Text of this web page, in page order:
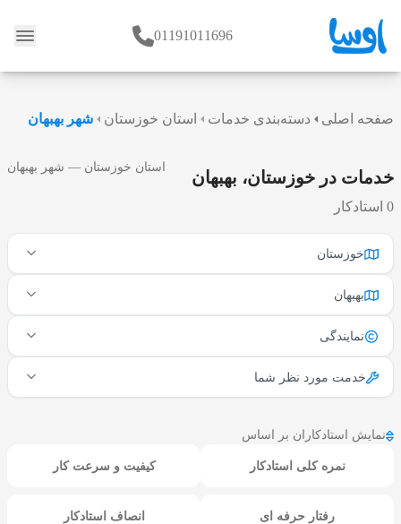
وبلاگ 01191011696
صفحه اصلی دسته‌بندی خدمات استان خوزستان شهر بهبهان
خدمات در خوزستان، بهبهان
0 استادکار
استان خوزستان — شهر بهبهان
خوزستان
بهبهان
نمایندگی
خدمت مورد نظر شما
نمایش استادکاران بر اساس
نمره کلی استادکار کیفیت و سرعت کار
رفتار حرفه ای انصاف استادکار